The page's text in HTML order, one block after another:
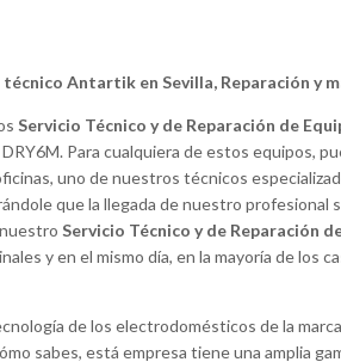
Antartik en Sevilla, Reparación y
Servicio Técnico y de Reparación de
Para cualquiera de estos equipos,
uno de nuestros técnicos
que la llegada de nuestro profesional
Servicio Técnico y de Reparación
y en el mismo día, en la mayoría de los
de los electrodomésticos de la
sabes, está empresa tiene una amplia